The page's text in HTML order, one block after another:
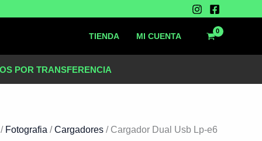
TIENDA MI CUENTA
POR TRANSFERENCIA
/ Fotografia /Cargadores / Cargador Dual Usb Lp-e6